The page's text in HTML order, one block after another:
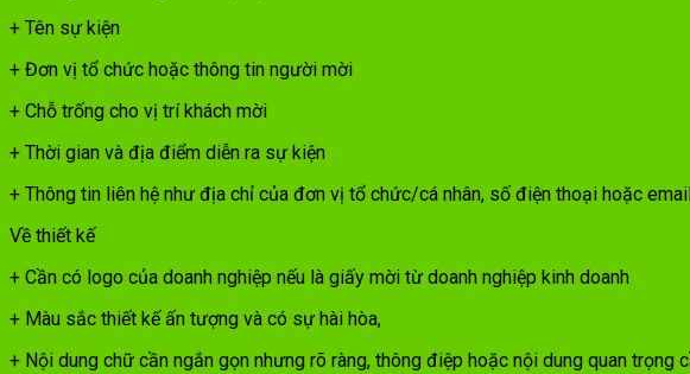
+ Tên sự kiện
+ Đơn vị tổ chức hoặc thông tin người mời
+ Chỗ trống cho vị trí khách mời
+ Thời gian và địa điểm diễn ra sự kiện
+ Thông tin liên hệ như địa chỉ của đơn vị tổ chức/cá nhân, số điện thoại hoặc
Về thiết kế
+ Cần có logo của doanh nghiệp nếu là giấy mời từ doanh nghiệp kinh doanh
+ Màu sắc thiết kế ấn tượng và có sự hài hòa,
+ Nội dung chữ cần ngắn gọn nhưng rõ ràng, thông điệp hoặc nội dung quan trọng